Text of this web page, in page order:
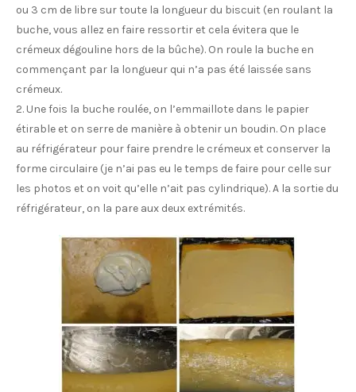
ou 3 cm de libre sur toute la longueur du biscuit (en roulant la
buche, vous allez en faire ressortir et cela évitera que le
crémeux dégouline hors de la bûche). On roule la buche en
commençant par la longueur qui n’a pas été laissée sans
crémeux.
2. Une fois la buche roulée, on l’emmaillote dans le papier
étirable et on serre de manière à obtenir un boudin. On place
au réfrigérateur pour faire prendre le crémeux et conserver la
forme circulaire (je n’ai pas eu le temps de faire pour celle sur
les photos et on voit qu’elle n’ait pas cylindrique). A la sortie du
réfrigérateur, on la pare aux deux extrémités.